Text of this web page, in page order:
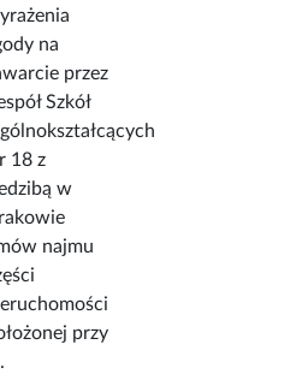
na
przez
Szkół
18 z
w
najmu
przy